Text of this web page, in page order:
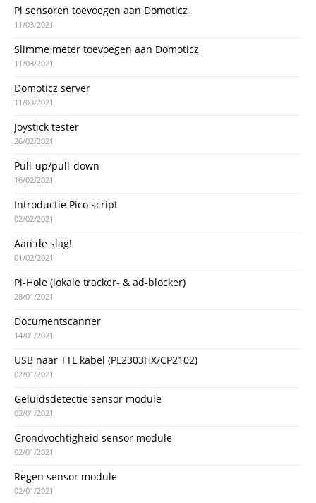
Pi sensoren toevoegen aan Domoticz
11/03/2021
Slimme meter toevoegen aan Domoticz
11/03/2021
Domoticz server
11/03/2021
Joystick tester
26/02/2021
Pull-up/pull-down
16/02/2021
Introductie Pico script
02/02/2021
Aan de slag!
01/02/2021
Pi-Hole (lokale tracker- & ad-blocker)
28/01/2021
Documentscanner
14/01/2021
USB naar TTL kabel (PL2303HX/CP2102)
02/01/2021
Geluidsdetectie sensor module
02/01/2021
Grondvochtigheid sensor module
02/01/2021
Regen sensor module
02/01/2021